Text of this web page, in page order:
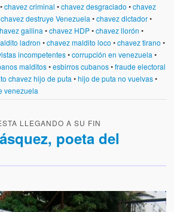
•chavez criminal •chavez desgraciado •chavez
chavez destruye Venezuela •chavez dictador•
gallina •chavez HDP•chavez llorón •
ladron •chavez maldito loco •chavez tirano •
incompetentes•corrupción en venezuela •
malditos•esbirros cubanos•fraude electoral
chavez hijo de puta •hijo de puta no vuelvas•
venezuela
LLEGANDO A SU FIN
poeta del